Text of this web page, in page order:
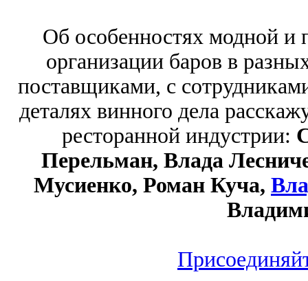
Об особенностях модной и
организации баров в
поставщиками, с
деталях винного дела
ресторанной индустрии:
Перельман, Влада
Мусиенко, Роман Куча,